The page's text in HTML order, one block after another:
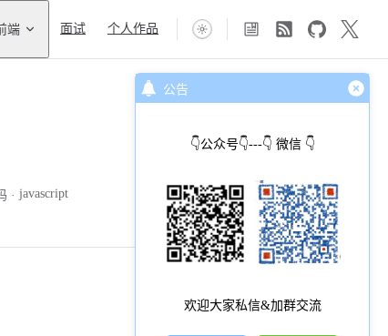
公告
👇公众号👇---👇 微信 👇
欢迎大家私信&加群交流
端 面试 个人作品
javascript